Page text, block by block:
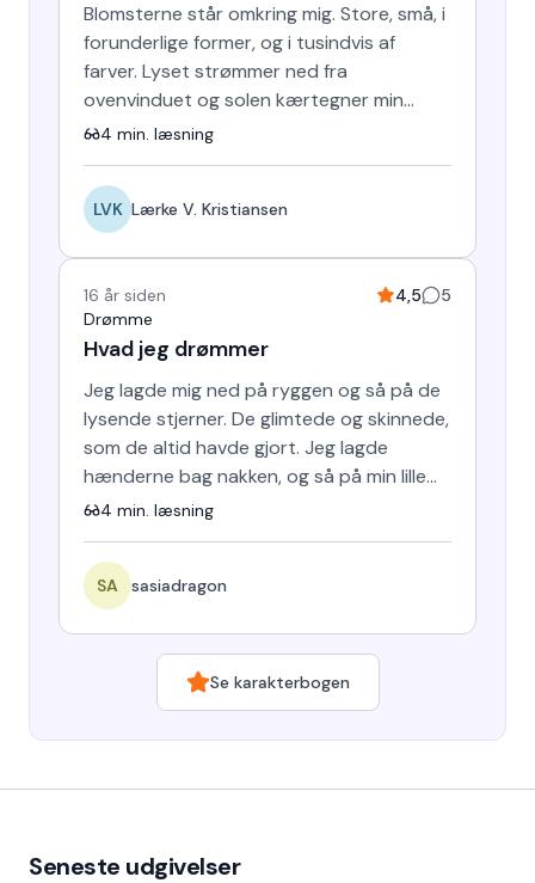
Blomsterne står omkring mig. Store, små, i
forunderlige former, og i tusindvis af
farver. Lyset strømmer ned fra
ovenvinduet og solen kærtegner min
kolde hud. Mit ansigt er vådt af…
4 min. læsning
LVK Lærke V. Kristiansen
16 år siden 4,5
5
Drømme
Hvad jeg drømmer
Jeg lagde mig ned på ryggen og så på de
lysende stjerner. De glimtede og skinnede,
som de altid havde gjort. Jeg lagde
hænderne bag nakken, og så på min lille
drage, der havde lagt…
4 min. læsning
SA sasiadragon
Se karakterbogen
Seneste udgivelser